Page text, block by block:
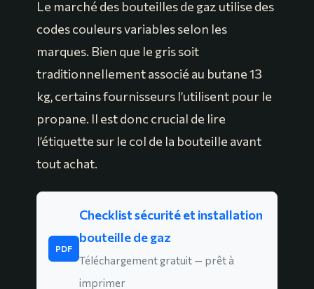
Le marché des bouteilles de gaz utilise des
codes couleurs variables selon les
marques. Bien que le gris soit
traditionnellement associé au butane 13
kg, certains fournisseurs l’utilisent pour le
propane. Il est donc crucial de lire
l’étiquette sur le col de la bouteille avant
tout achat.
PDF
Checklist sécurité et installation
bouteille de gaz
Téléchargement gratuit — prêt à
imprimer